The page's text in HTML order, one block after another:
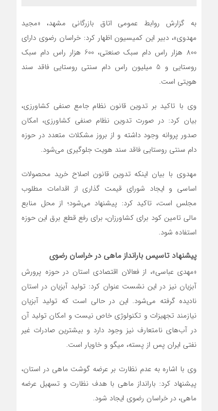
به گزارش روابط عمومی اتاق بازرگانی مشهد، «مجید
مهدوی»، دبیر این کمیسیون اظهار کرد: خراسان رضوی دارای
800 هزار راس دام سبک صنعتی، 600 هزار راس دام سبک
روستایی و 5 میلیون راس دام سنتی روستایی فاقد سند
هویتی است.
وی با تاکید بر تدوین قانون نظام جامع صنفی کشاورزی،
بیان کرد: در صورت تدوین نظام صنفی کشاورزی، امکان
صدور پروانه وجود داشته و از بروز مشکلات متعدد در حوزه
دام سنتی روستایی فاقد سند هویت جلوگیری می‌شود.
مهدوی با بیان اینکه تدوین قانون اصلاح خرید محصولات
اساسی و ایجاد شورای قیمت گذاری از اقدامات مطلوب
مجلس است، تاکید کرد: پیشنهاد می‌شود؛ از محل منابع
مالی تامین کود برای کشاورزان، برای رفع قطع برق این حوزه
استفاده شود.
پیشنهاد تاسیس بارانداز ماهی در خراسان رضوی
«مهدی عباسی»، از فعالان اقتصادی استان در حوزه پرورش
آبزیان نیز در این نشست عنوان کرد: تولید آبزیان در استان
نادیده گرفته می‌شود. این در حالی است که تولید آبزیان
نیازمند تجهیزات و تکنولوژی خاص نیست و امکان تولید آن
در آب‌های نامتعارف نیز وجود دارد و بیشترین صادرات غیر
نفتی ایران پس از پسته، میگو و خاویار است.
وی با اشاره به عدم نظارت بر عرضه گوشت ماهی در استان،
پیشنهاد کرد: بارانداز ماهی با هدف نظارت و تسهیل عرضه
ماهی، در خراسان رضوی ایجاد شود.